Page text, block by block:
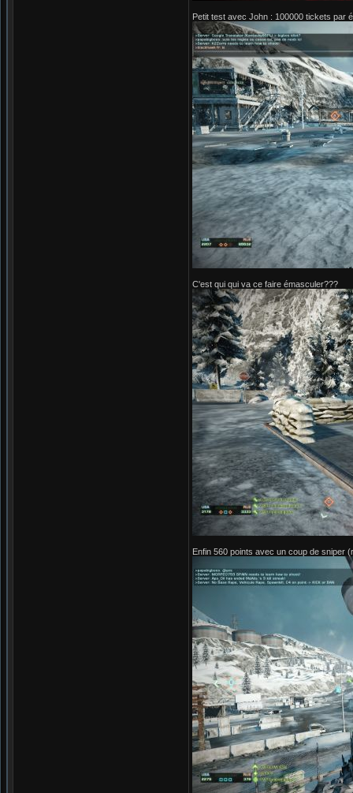
Petit test avec John : 100000 tickets par
C'est qui qui va ce faire émasculer???
Enfin 560 points avec un coup de sniper